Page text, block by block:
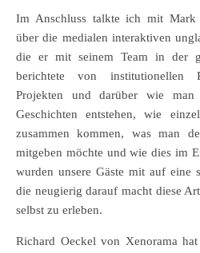
Im Anschluss talkte ich mit Mark
über die medialen interaktiven
die er mit seinem Team in der
berichtete von institutionellen
Projekten und darüber wie
Geschichten entstehen, wie
zusammen kommen, was man
mitgeben möchte und wie dies im
wurden unsere Gäste mit auf eine
die neugierig darauf macht diese
selbst zu erleben.
Richard Oeckel von Xenorama